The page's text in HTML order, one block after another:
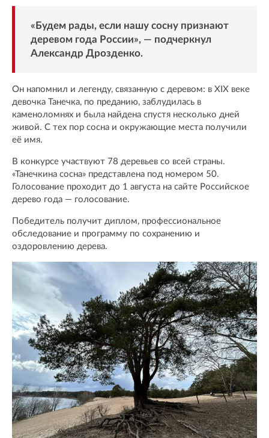
«Будем рады, если нашу сосну признают
деревом года России», — подчеркнул
Александр Дрозденко.
Он напомнил и легенду, связанную с деревом: в XIX веке
девочка Танечка, по преданию, заблудилась в
каменоломнях и была найдена спустя несколько дней
живой. С тех пор сосна и окружающие места получили
её имя.
В конкурсе участвуют 78 деревьев со всей страны.
«Танечкина сосна» представлена под номером 50.
Голосование проходит до 1 августа на сайте Российское
дерево года — голосование.
Победитель получит диплом, профессиональное
обследование и программу по сохранению и
оздоровлению дерева.